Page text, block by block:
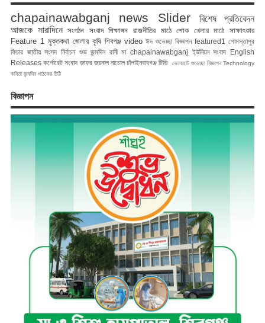
chapainawabganj news Slider
বিশেষ প্রতিবেদন
আজকে সারাদিনে সংগঠন সংবাদ শিক্ষাঙ্গন রাজনীতির মাঠে শোক খেলার মাঠে
সাক্ষাৎকার
Feature 1 মুক্তকথা জেলার কৃষি শিবগঞ্জ video ঈদ শুভেচ্ছা বিজ্ঞাপন featured1
গোমস্তাপুর
ফিচার জাতীয় সংসদ নির্বাচন শুভ জন্মদিন রানী মা chapainawabganj ইউনিয়ন সংবাদ English
Releases কর্পোরেট সংবাদ জাফর জয়নাল নাচোল চাঁপাইনবাবগঞ্জ টিভি ভোলাহাট শুভেচ্ছা বিজ্ঞাপন Technology
কবিতা জন্মদিন পাঠকের চিঠি
বিজ্ঞাপন